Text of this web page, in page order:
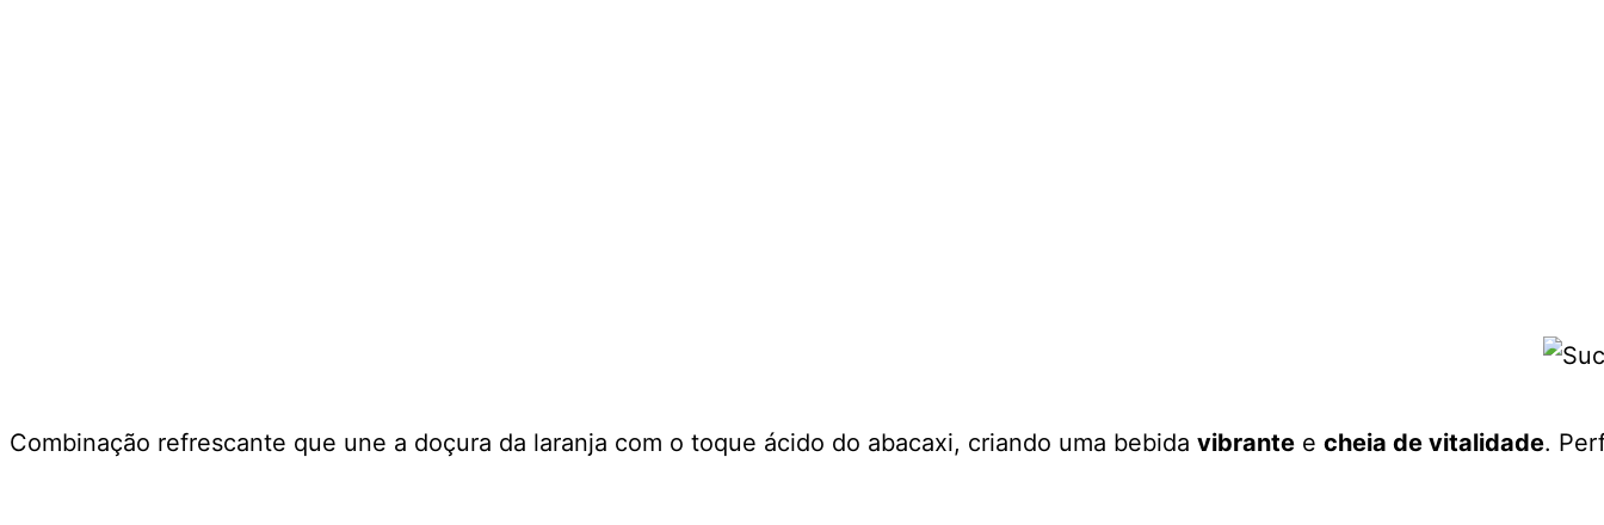
Combinação refrescante que une a doçura da laranja com o toque ácido do abacaxi, criando uma bebida vibrante e cheia de vitalidade.